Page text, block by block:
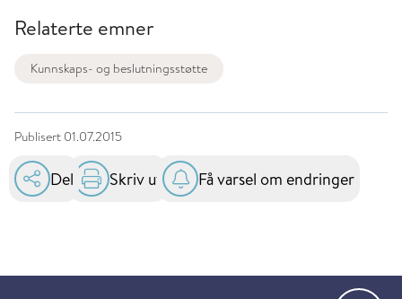
Relaterte emner
Kunnskaps- og beslutningsstøtte
Publisert 01.07.2015
Del Skriv ut Få varsel om endringer